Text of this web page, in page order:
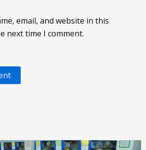
email, and website in this
next time I comment.